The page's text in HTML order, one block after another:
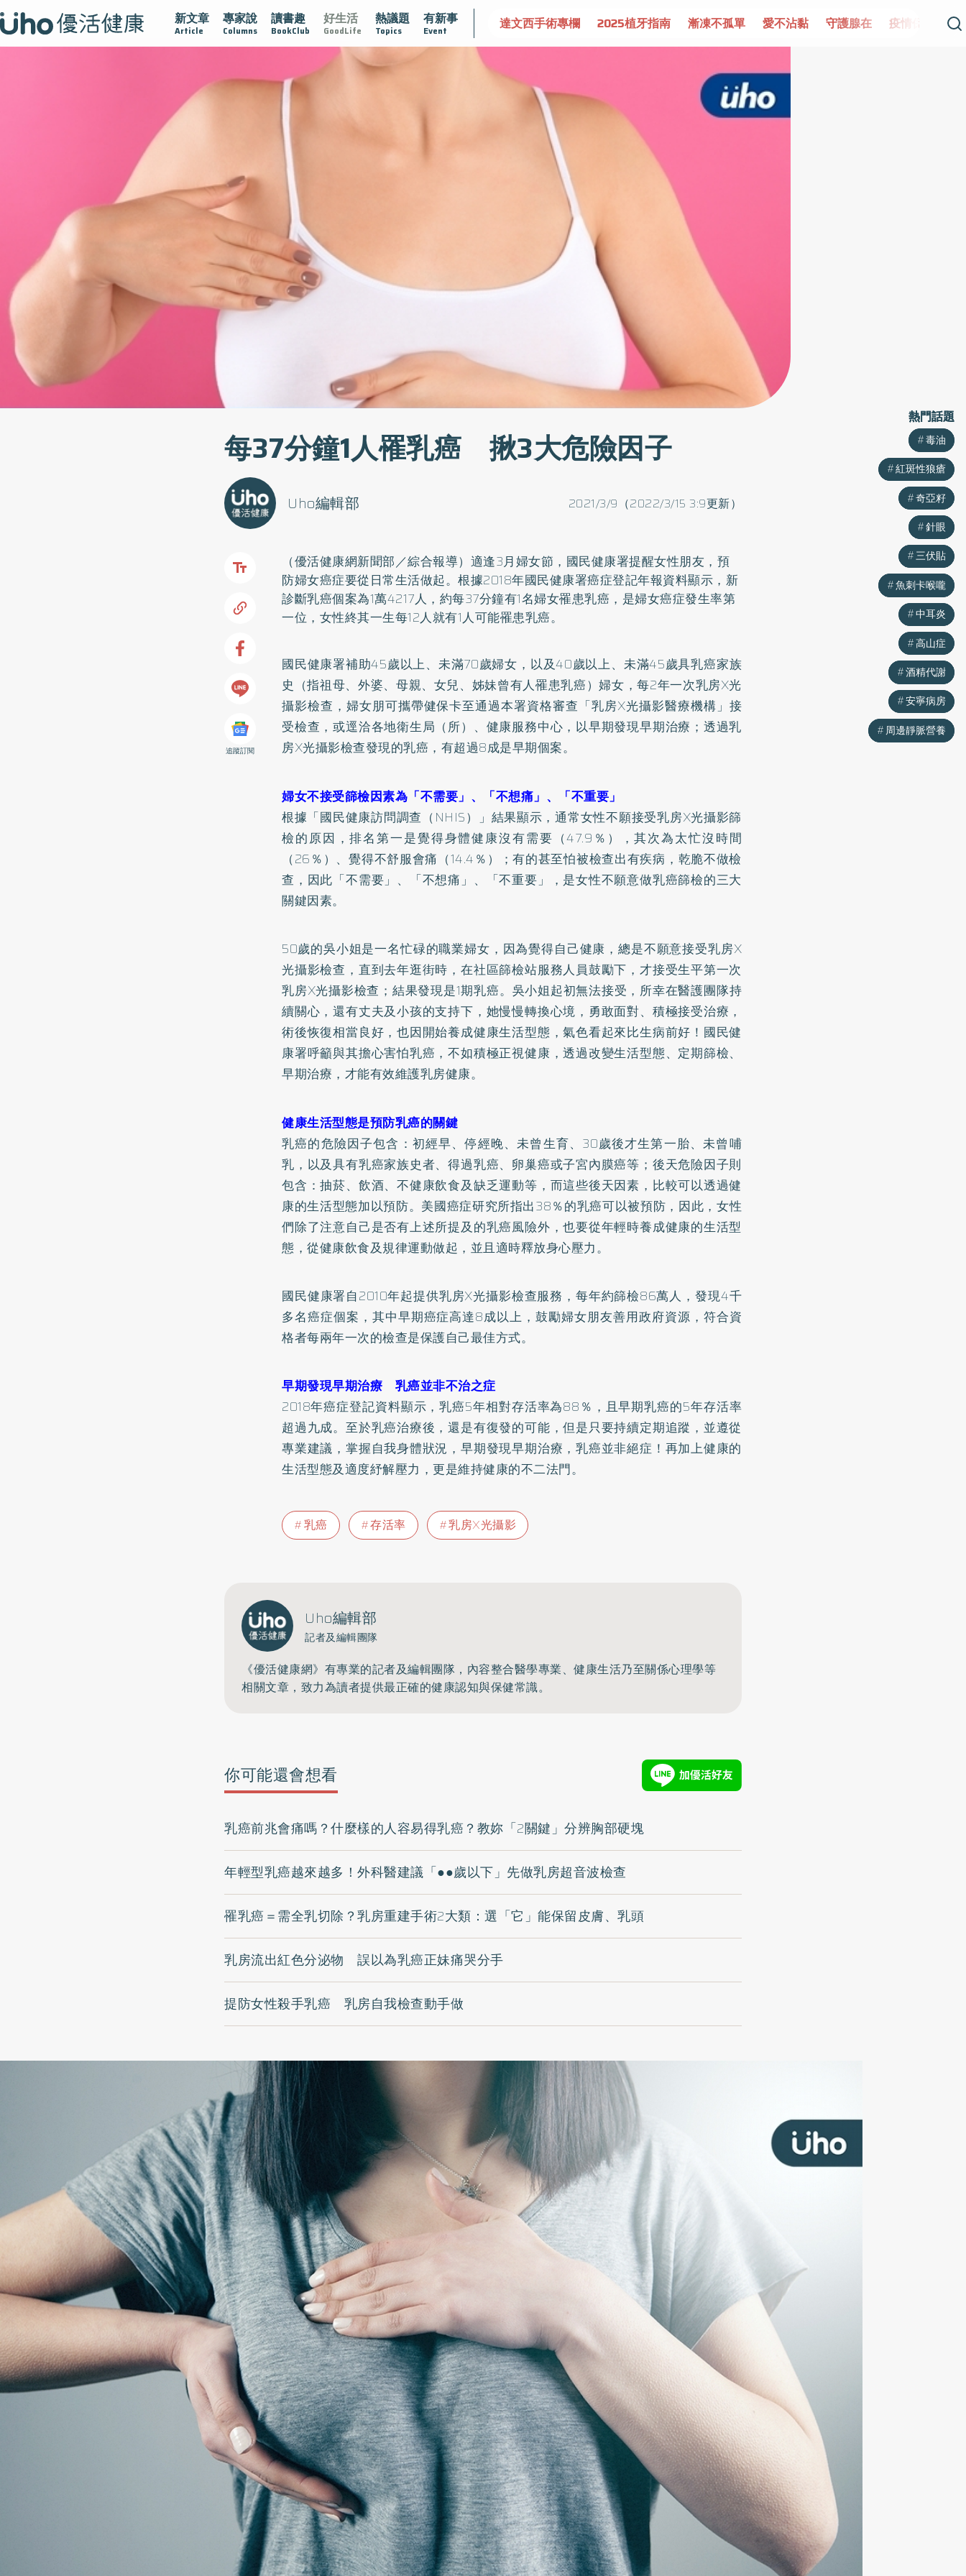
新文章
Article
專家說
Columns
讀書趣
BookClub
好生活
GoodLife
熱議題
Topics
有新事
Event
疫情保衛戰 再生醫學 愛的未來視 認識攝護腺肥大 守護骨骼健康 達文西手術專欄 2025植牙指南 漸凍不孤單 愛不沾黏 守護腺在 疫情保衛戰 再生醫學 愛的
每37分鐘1人罹乳癌 揪3大危險因子
2021/3/9（2022/3/15 3:9更新）
Uho編輯部
追蹤訂閱
（優活健康網新聞部／綜合報導）適逢3月婦女節，國民健康署提醒女性朋友，預
防婦女癌症要從日常生活做起。根據2018年國民健康署癌症登記年報資料顯示，新
診斷乳癌個案為1萬4217人，約每37分鐘有1名婦女罹患乳癌，是婦女癌症發生率第
一位，女性終其一生每12人就有1人可能罹患乳癌。
國民健康署補助45歲以上、未滿70歲婦女，以及40歲以上、未滿45歲具乳癌家族
史（指祖母、外婆、母親、女兒、姊妹曾有人罹患乳癌）婦女，每2年一次乳房X光
攝影檢查，婦女朋可攜帶健保卡至通過本署資格審查「乳房X光攝影醫療機構」接
受檢查，或逕洽各地衛生局（所）、健康服務中心，以早期發現早期治療；透過乳
房X光攝影檢查發現的乳癌，有超過8成是早期個案。
婦女不接受篩檢因素為「不需要」、「不想痛」、「不重要」
根據「國民健康訪問調查（NHIS）」結果顯示，通常女性不願接受乳房X光攝影篩
檢的原因，排名第一是覺得身體健康沒有需要（47.9％），其次為太忙沒時間
（26％）、覺得不舒服會痛（14.4％）；有的甚至怕被檢查出有疾病，乾脆不做檢
查，因此「不需要」、「不想痛」、「不重要」，是女性不願意做乳癌篩檢的三大
關鍵因素。
50歲的吳小姐是一名忙碌的職業婦女，因為覺得自己健康，總是不願意接受乳房X
光攝影檢查，直到去年逛街時，在社區篩檢站服務人員鼓勵下，才接受生平第一次
乳房X光攝影檢查；結果發現是1期乳癌。吳小姐起初無法接受，所幸在醫護團隊持
續關心，還有丈夫及小孩的支持下，她慢慢轉換心境，勇敢面對、積極接受治療，
術後恢復相當良好，也因開始養成健康生活型態，氣色看起來比生病前好！國民健
康署呼籲與其擔心害怕乳癌，不如積極正視健康，透過改變生活型態、定期篩檢、
早期治療，才能有效維護乳房健康。
健康生活型態是預防乳癌的關鍵
乳癌的危險因子包含：初經早、停經晚、未曾生育、30歲後才生第一胎、未曾哺
乳，以及具有乳癌家族史者、得過乳癌、卵巢癌或子宮內膜癌等；後天危險因子則
包含：抽菸、飲酒、不健康飲食及缺乏運動等，而這些後天因素，比較可以透過健
康的生活型態加以預防。美國癌症研究所指出38％的乳癌可以被預防，因此，女性
們除了注意自己是否有上述所提及的乳癌風險外，也要從年輕時養成健康的生活型
態，從健康飲食及規律運動做起，並且適時釋放身心壓力。
國民健康署自2010年起提供乳房X光攝影檢查服務，每年約篩檢86萬人，發現4千
多名癌症個案，其中早期癌症高達8成以上，鼓勵婦女朋友善用政府資源，符合資
格者每兩年一次的檢查是保護自己最佳方式。
早期發現早期治療 乳癌並非不治之症
2018年癌症登記資料顯示，乳癌5年相對存活率為88％，且早期乳癌的5年存活率
超過九成。至於乳癌治療後，還是有復發的可能，但是只要持續定期追蹤，並遵從
專業建議，掌握自我身體狀況，早期發現早期治療，乳癌並非絕症！再加上健康的
生活型態及適度紓解壓力，更是維持健康的不二法門。
乳癌 存活率 乳房X光攝影
Uho編輯部
記者及編輯團隊
《優活健康網》有專業的記者及編輯團隊，內容整合醫學專業、健康生活乃至關係心理學等
相關文章，致力為讀者提供最正確的健康認知與保健常識。
你可能還會想看
乳癌前兆會痛嗎？什麼樣的人容易得乳癌？教妳「2關鍵」分辨胸部硬塊
年輕型乳癌越來越多！外科醫建議「●●歲以下」先做乳房超音波檢查
罹乳癌＝需全乳切除？乳房重建手術2大類：選「它」能保留皮膚、乳頭
乳房流出紅色分泌物 誤以為乳癌正妹痛哭分手
提防女性殺手乳癌 乳房自我檢查動手做
熱門話題
毒油
紅斑性狼瘡
奇亞籽
針眼
三伏貼
魚刺卡喉嚨
中耳炎
高山症
酒精代謝
安寧病房
周邊靜脈營養
熱門話題
毒油
紅斑性狼瘡
奇亞籽
針眼
三伏貼
魚刺卡喉嚨
中耳炎
高山症
酒精代謝
安寧病房
周邊靜脈營養